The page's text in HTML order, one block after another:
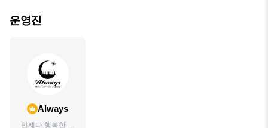
운영진
Always
언제나 행복한 무